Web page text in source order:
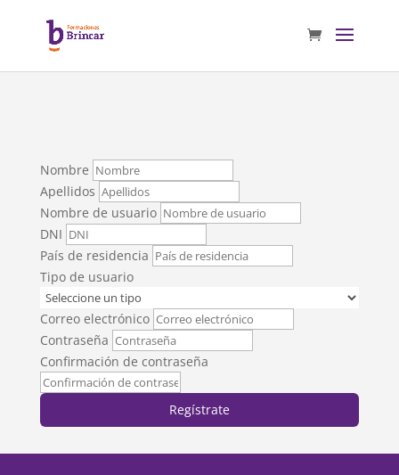
Nombre
Apellidos
Nombre de usuario
DNI
País de residencia
Tipo de usuario
Correo electrónico
Contraseña
Confirmación de contraseña
Regístrate